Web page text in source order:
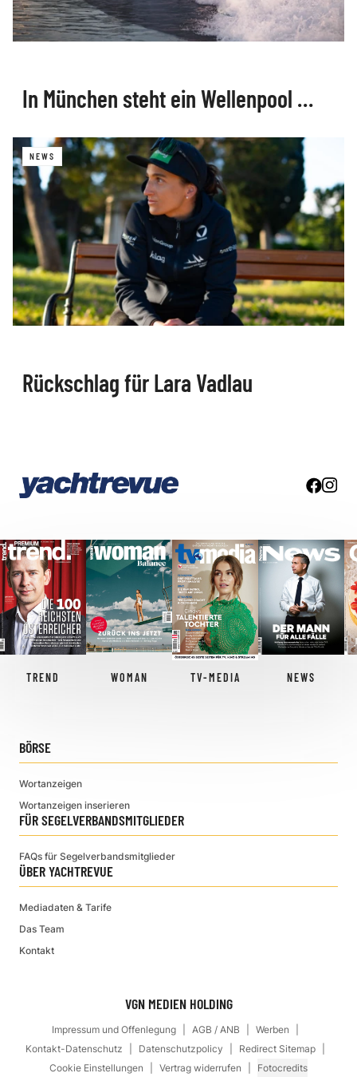
In München steht ein Wellenpool …
NEWS
Rückschlag für Lara Vadlau
TREND WOMAN TV-MEDIA NEWS
BÖRSE
Wortanzeigen
Wortanzeigen inserieren
FÜR SEGELVERBANDSMITGLIEDER
FAQs für Segelverbandsmitglieder
ÜBER YACHTREVUE
Mediadaten & Tarife
Das Team
Kontakt
VGN MEDIEN HOLDING
Impressum und Offenlegung AGB / ANB
Werben
Kontakt-Datenschutz
Datenschutzpolicy
Redirect Sitemap
Cookie Einstellungen
Vertrag widerrufen Fotocredits